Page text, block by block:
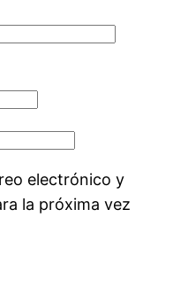
electrónico y
la próxima vez